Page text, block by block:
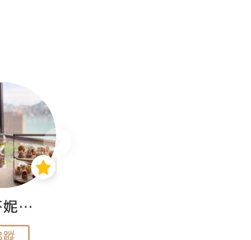
✾達芬妮•愛孩子•愛生活✾
蹤